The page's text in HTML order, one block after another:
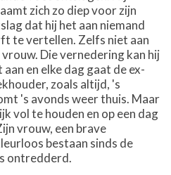
zich zo diep voor zijn
dat hij het aan niemand
te vertellen. Zelfs niet aan
vrouw. Die vernedering kan hij
aan en elke dag gaat de ex-
zoals altijd, 's
's avonds weer thuis. Maar
vol te houden en op een dag
vrouw, een brave
bestaan sinds de
ontredderd.